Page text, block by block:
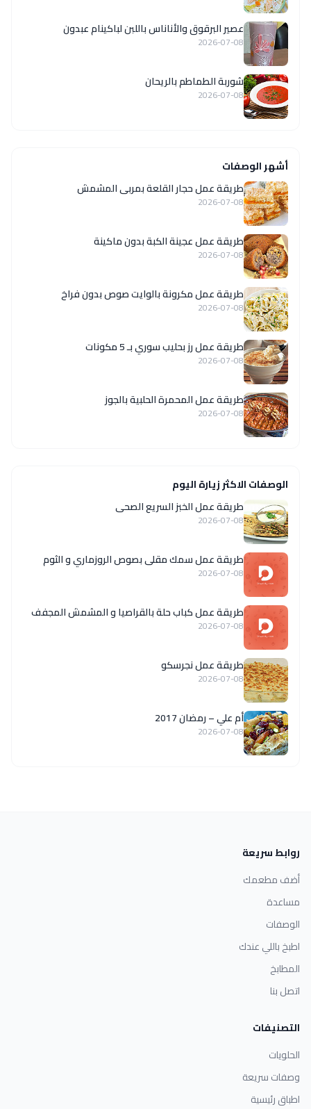
عصير البرقوق والأناناس باللبن لباكينام عبدون
2026-07-08
شوربة الطماطم بالريحان
2026-07-08
أشهر الوصفات
طريقة عمل حجار القلعة بمربى المشمش
2026-07-08
طريقة عمل عجينة الكبة بدون ماكينة
2026-07-08
طريقة عمل مكرونة بالوايت صوص بدون فراخ
2026-07-08
طريقة عمل رز بحليب سوري بـ 5 مكونات
2026-07-08
طريقة عمل المحمرة الحلبية بالجوز
2026-07-08
الوصفات الاكثر زيارة اليوم
طريقة عمل الخبز السريع الصحى
2026-07-08
طريقة عمل سمك مقلى بصوص الروزماري و الثوم
2026-07-08
طريقة عمل كباب حلة بالقراصيا و المشمش المجفف
2026-07-08
طريقة عمل نجرسكو
2026-07-08
أم علي – رمضان 2017
2026-07-08
روابط سريعة
أضف مطعمك
مساعدة
الوصفات
اطبخ باللي عندك
المطابخ
اتصل بنا
التصنيفات
الحلويات
وصفات سريعة
اطباق رئيسية